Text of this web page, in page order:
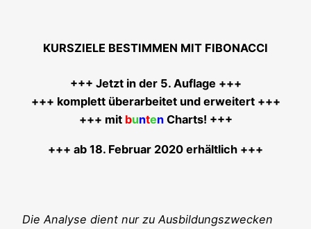
KURSZIELE BESTIMMEN MIT FIBONACCI
+++ Jetzt in der 5. Auf­la­ge +++
+++ kom­plett über­ar­bei­tet und erwei­tert +++
+++ mit buntenCharts! +++
+++ ab 18. Febru­ar 2020 erhältlich +++
Die Ana­ly­se dient nur zu Aus­bil­dungs­zwe­cken